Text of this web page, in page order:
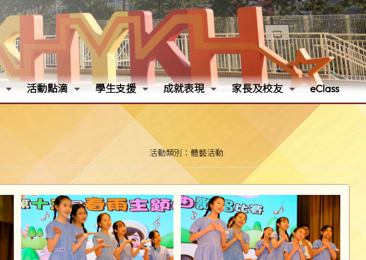
活動點滴 學生支援 成就表現 家長及校友 eClass
活動類別：體藝活動